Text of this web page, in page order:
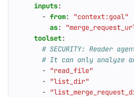
inputs:
- from:
"context:goal"
as:
toolset:
# SECURITY: Reader
# It can only analyze
-
"read_file"
-
"list_dir"
-